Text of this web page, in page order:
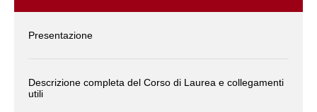
Presentazione
Descrizione completa del Corso di Laurea e collegamenti
utili